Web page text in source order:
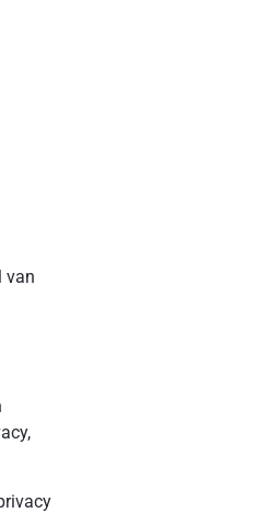
van